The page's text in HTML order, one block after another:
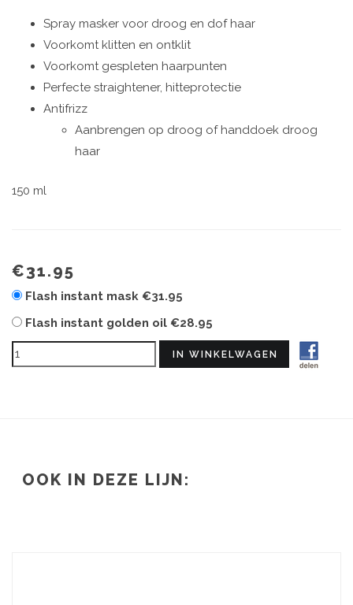
Spray masker voor droog en dof haar
Voorkomt klitten en ontklit
Voorkomt gespleten haarpunten
Perfecte straightener, hitteprotectie
Antifrizz
Aanbrengen op droog of handdoek droog
haar
150 ml
€31.95
Flash instant mask €31.95
Flash instant golden oil €28.95
OOK IN DEZE LIJN: